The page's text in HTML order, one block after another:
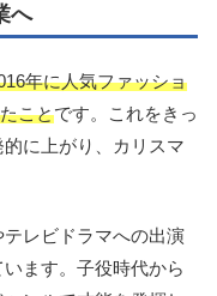
へ
年に人気ファッショ
ことです。これをきっ
に上がり、カリスマ
レビドラマへの出演
ます。子役時代から